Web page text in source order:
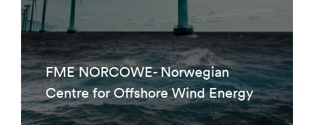
FME NORCOWE- Norwegian
Centre for Offshore Wind Energy